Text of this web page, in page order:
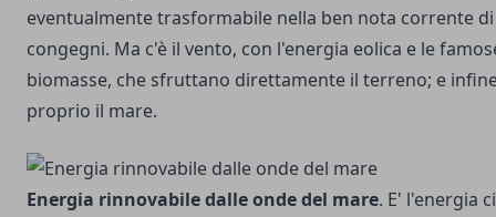
eventualmente trasformabile nella ben nota corrente
congegni. Ma c'è il vento, con l'energia eolica e le
biomasse, che sfruttano direttamente il terreno; e
proprio il mare.
Energia rinnovabile dalle onde del mare. E' l'energia